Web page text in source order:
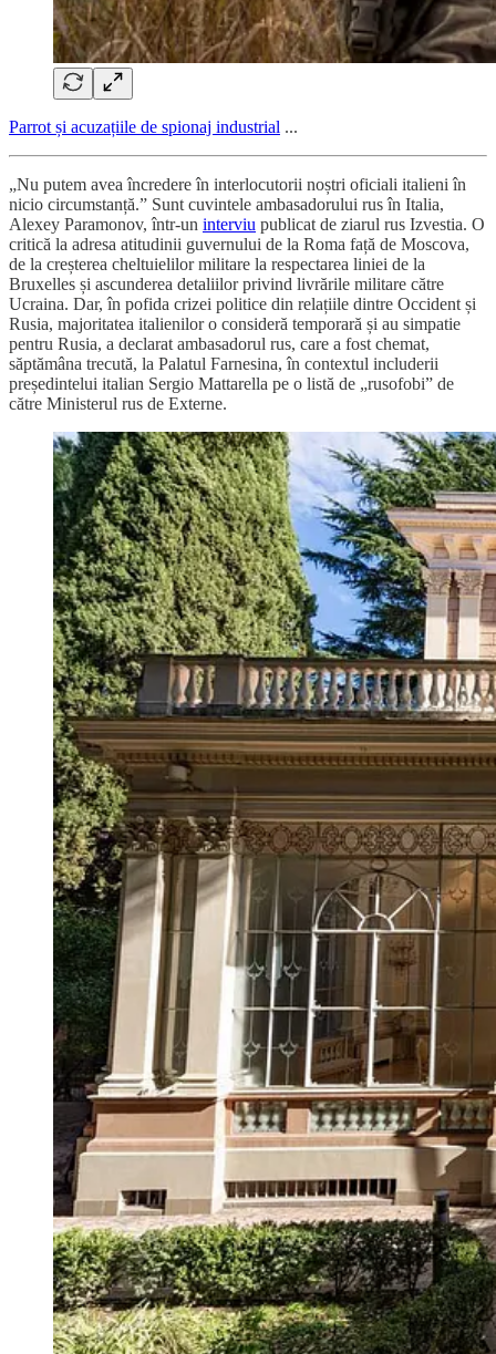
Parrot și acuzațiile de spionaj industrial ...
„Nu putem avea încredere în interlocutorii noștri oficiali italieni în
nicio circumstanță.” Sunt cuvintele ambasadorului rus în Italia,
Alexey Paramonov, într-un interviu publicat de ziarul rus Izvestia. O
critică la adresa atitudinii guvernului de la Roma față de Moscova,
de la creșterea cheltuielilor militare la respectarea liniei de la
Bruxelles și ascunderea detaliilor privind livrările militare către
Ucraina. Dar, în pofida crizei politice din relațiile dintre Occident și
Rusia, majoritatea italienilor o consideră temporară și au simpatie
pentru Rusia, a declarat ambasadorul rus, care a fost chemat,
săptămâna trecută, la Palatul Farnesina, în contextul includerii
președintelui italian Sergio Mattarella pe o listă de „rusofobi” de
către Ministerul rus de Externe.